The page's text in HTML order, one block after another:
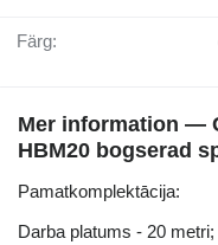
Färg:
Mer information —
HBM20 bogserad
Pamatkomplektācija:
Darba platums - 20 metri;